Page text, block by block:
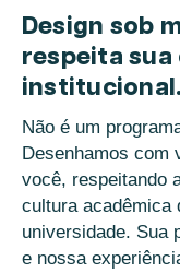
Design sob
respeita sua
institucional.
Não é um
Desenhamos com
você, respeitando
cultura acadêmica
universidade. Sua
e nossa